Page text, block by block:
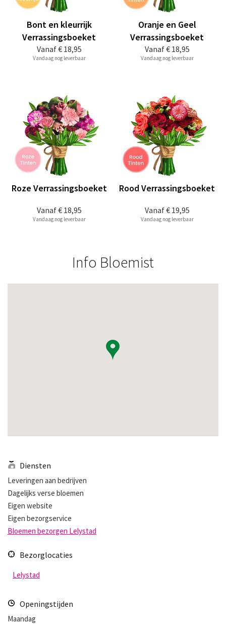
Vanaf€ 18,95
Bont en kleurrijk
Verrassingsboeket
Vandaag nog leverbaar
Vanaf€ 18,95
Oranje en Geel
Verrassingsboeket
Vandaag nog leverbaar
Vanaf€ 18,95
Roze Verrassingsboeket
Vandaag nog leverbaar
Vanaf€ 19,95
Rood Verrassingsboeket
Vandaag nog leverbaar
Info Bloemist
Diensten
Leveringen aan bedrijven
Dagelijks verse bloemen
Eigen website
Eigen bezorgservice
Bloemen bezorgen Lelystad
Bezorglocaties
Lelystad
Openingstijden
Maandag